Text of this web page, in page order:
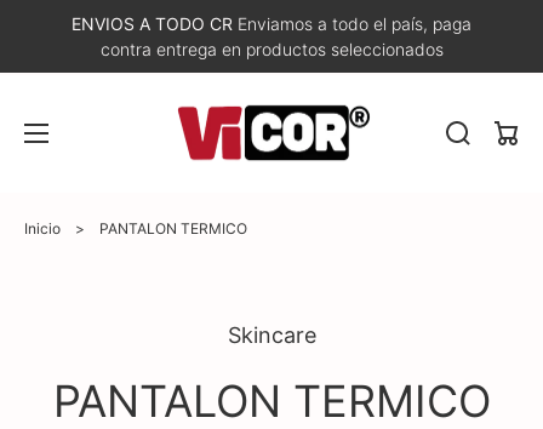
ENVIOS A TODO CR Enviamos a todo el país, paga
contra entrega en productos seleccionados
Inicio > PANTALON TERMICO
Skincare
PANTALON TERMICO